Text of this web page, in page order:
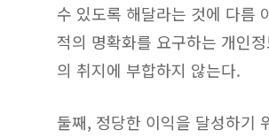
수 있도록 해달라는 것에 다름
적의 명확화를 요구하는 개인
의 취지에 부합하지 않는다.
둘째, 정당한 이익을 달성하기